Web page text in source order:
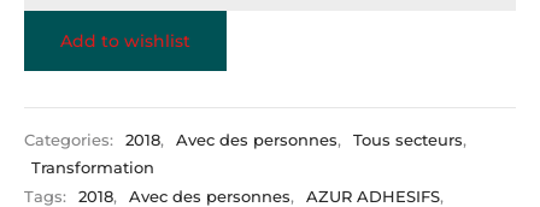
Add to wishlist
Categories: 2018, Avec des personnes, Tous secteurs,
Transformation
Tags:
2018, Avec des personnes, AZUR ADHESIFS,